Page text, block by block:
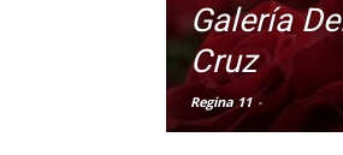
Galería
Cruz
Regina 11 -